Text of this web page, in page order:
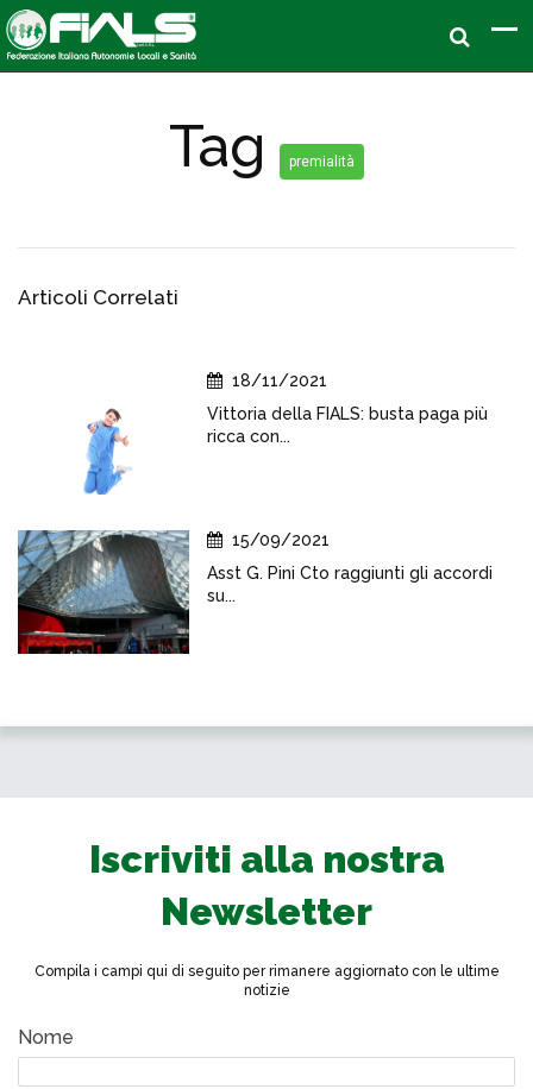
Tag premialità
Articoli Correlati
18/11/2021
Vittoria della FIALS: busta paga più
ricca con...
15/09/2021
Asst G. Pini Cto raggiunti gli accordi
su...
Iscriviti alla nostra
Newsletter
Compila i campi qui di seguito per rimanere aggiornato con le ultime
notizie
Nome